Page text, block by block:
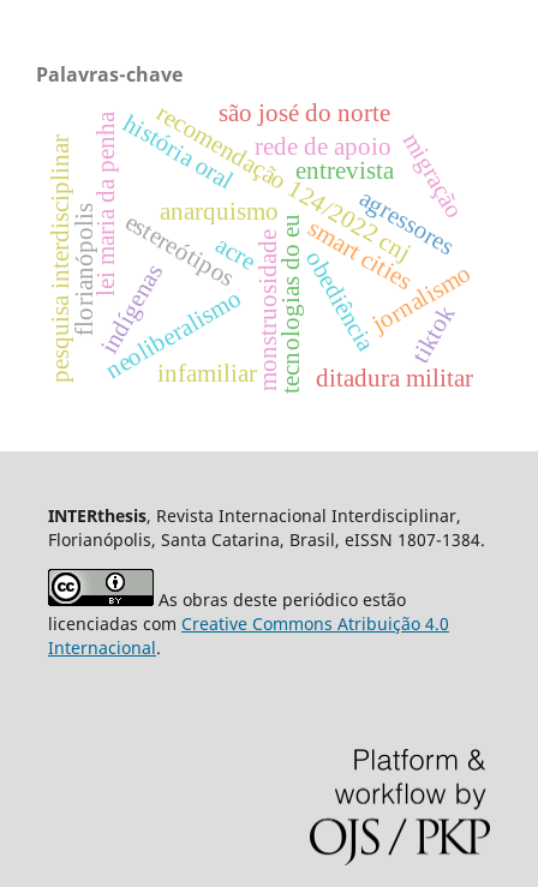
Palavras-chave
tecnologias do eu
estereótipos monstruosidade
lei maria da penharecomendação 124/2022 cnj
agressores
smart cities
neoliberalismo
florianópolis obediência
anarquismo
jornalismo
indígenas
acre
pesquisa interdisciplinar entrevista
são josé do norte
história oral rede de apoio migração
infamiliar ditadura militar
tiktok
INTERthesis, Revista Internacional Interdisciplinar,
Florianópolis, Santa Catarina, Brasil, eISSN 1807-1384.
As obras deste periódico estão
licenciadas com Creative Commons Atribuição 4.0
Internacional.